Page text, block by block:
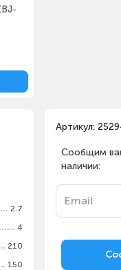
2.7
4
210
150
Артикул:
Сообщим
наличии:
Email